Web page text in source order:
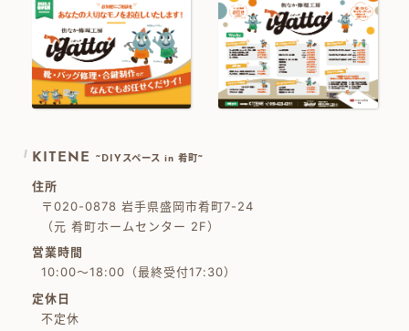
KITENE ~DIYスペース in 肴町~
住所
〒020-0878 岩手県盛岡市肴町7-24
（元 肴町ホームセンター 2F）
営業時間
10:00～18:00（最終受付17:30）
定休日
不定休